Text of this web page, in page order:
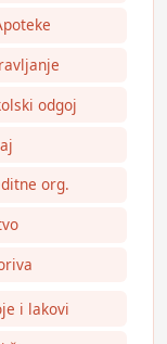
odgoj
org.
i lakovi